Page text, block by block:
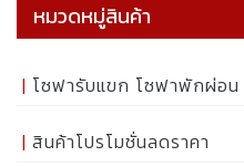
หมวดหมู่สินค้า
โซฟารับแขก โซฟาพักผ่อน
สินค้าโปรโมชั่นลดราคา